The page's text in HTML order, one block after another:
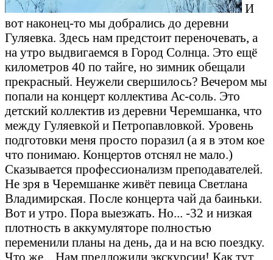
И
вот наконец-то мы добрались до деревни
Гуляевка. Здесь нам предстоит переночевать, а
на утро выдвигаемся в Город Солнца. Это ещё
километров 40 по тайге, но зимник обещали
прекрасный. Неужели свершилось? Вечером мы
попали на концерт коллектива Ас-соль. Это
детский коллектив из деревни Черемшанка, что
между Гуляевкой и Петропавловкой. Уровень
подготовки меня просто поразил (а я в этом кое
что понимаю. Концертов отснял не мало.)
Сказывается профессионализм преподавателей.
Не зря в Черемшанке живёт певица Светлана
Владимирская. После концерта чай да баиньки.
Вот и утро. Пора выезжать. Но... -32 и низкая
плотность в аккумуляторе полностью
переменили планы на день, да и на всю поездку.
Что же... Нам предложили экскурсии! Как тут